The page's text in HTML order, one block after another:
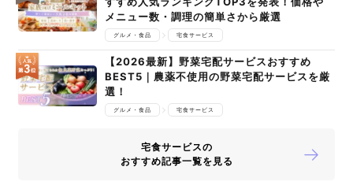
メニュー数・調理の簡単さから厳選
グルメ・食品 宅食サービス
【2026最新】野菜宅配サービスおすすめ
BEST5｜農薬不使用の野菜宅配サービスを厳
選！
グルメ・食品 宅食サービス
宅食サービスの
おすすめ記事一覧を見る